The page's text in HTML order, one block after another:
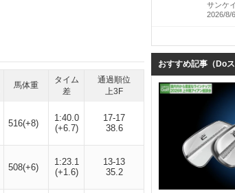
馬体重
タイム
差
通過順位
上3F
516(+8)
1:40.0
(+6.7)
17-17
38.6
508(+6)
1:23.1
(+1.6)
13-13
35.2
サンケ
2026/8/
おすすめ記事（Doス